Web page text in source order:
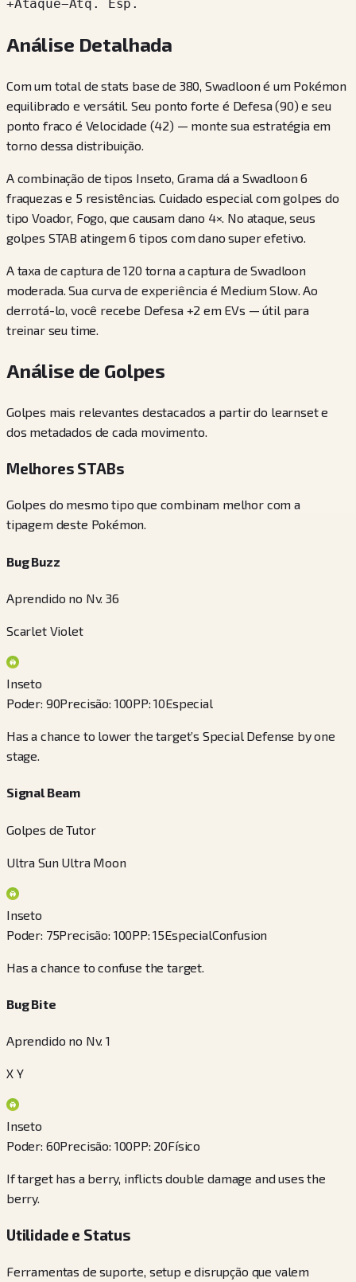
+Ataque−Atq. Esp.
Análise Detalhada
Com um total de stats base de 380, Swadloon é um Pokémon
equilibrado e versátil. Seu ponto forte é Defesa (90) e seu
ponto fraco é Velocidade (42) — monte sua estratégia em
torno dessa distribuição.
A combinação de tipos Inseto, Grama dá a Swadloon 6
fraquezas e 5 resistências. Cuidado especial com golpes do
tipo Voador, Fogo, que causam dano 4×. No ataque, seus
golpes STAB atingem 6 tipos com dano super efetivo.
A taxa de captura de 120 torna a captura de Swadloon
moderada. Sua curva de experiência é Medium Slow. Ao
derrotá-lo, você recebe Defesa +2 em EVs — útil para
treinar seu time.
Análise de Golpes
Golpes mais relevantes destacados a partir do learnset e
dos metadados de cada movimento.
Melhores STABs
Golpes do mesmo tipo que combinam melhor com a
tipagem deste Pokémon.
Bug Buzz
Aprendido no Nv. 36
Scarlet Violet
Inseto
Poder: 90Precisão: 100PP:10Especial
Has a chance to lower the target’s Special Defense by one
stage.
Signal Beam
Golpes de Tutor
Ultra Sun Ultra Moon
Inseto
Poder: 75Precisão: 100PP:15EspecialConfusion
Has a chance to confuse the target.
Bug Bite
Aprendido no Nv. 1
X Y
Inseto
Poder: 60Precisão: 100PP: 20Físico
If target has a berry, inflicts double damage and uses the
berry.
Utilidade e Status
Ferramentas de suporte, setup e disrupção que valem